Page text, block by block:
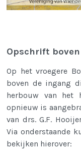
Opschrift
Op het vroegere
boven de ingang
herbouw van het
opnieuw is
van drs. G.F.
Via onderstaande
bekijken hierover: